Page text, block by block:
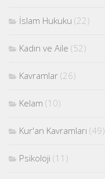
İslam Hukuku (22)
Kadın ve Aile (52)
Kavramlar (26)
Kelam (10)
Kur'an Kavramları (49)
Psikoloji (11)